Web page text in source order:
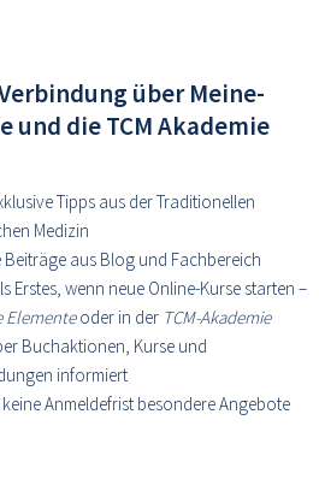
über Meine-
und die TCM Akademie
Tipps aus der Traditionellen
Medizin
Beiträge aus Blog und Fachbereich
Erstes, wenn neue Online-Kurse starten –
Elementeoder in der TCM-Akademie
Buchaktionen, Kurse und
informiert
keine Anmeldefrist besondere Angebote